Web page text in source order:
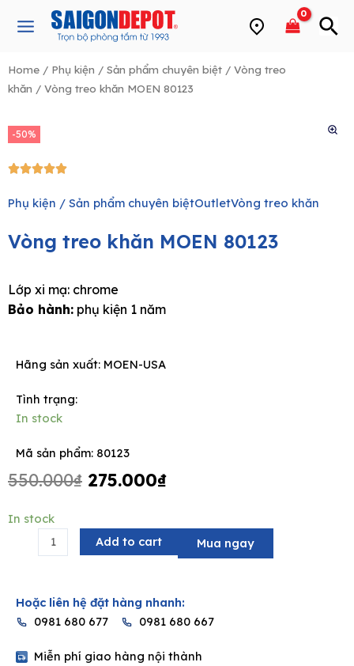
Main
Home / Phụ kiện / Sản phẩm chuyên biệt / Vòng treo
khăn / Vòng treo khăn MOEN 80123
-50%
5/5
Phụ kiện / Sản phẩm chuyên biệtOutletVòng treo khăn
Vòng treo khăn MOEN 80123
Lớp xi mạ: chrome
Bảo hành: phụ kiện 1 năm
Hãng sản xuất: MOEN-USA
Tình trạng:
In stock
Mã sản phẩm: 80123
550.000₫ Original
550.000₫.
275.000₫Current
275.000₫.
In stock
Vòng
quantity
Add to cart Mua ngay
Hoặc liên hệ đặt hàng nhanh:
0981 680 677
0981 680 667
Miễn phí giao hàng nội thành